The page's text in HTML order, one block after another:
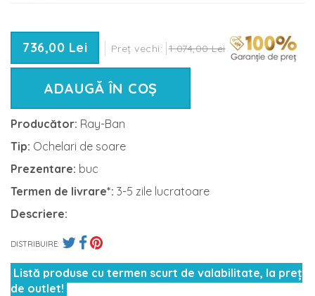
736,00 Lei Preț vechi: 1 074,00 Lei
ADAUGĂ ÎN COȘ
Producător: Ray-Ban
Tip: Ochelari de soare
Prezentare: buc
Termen de livrare*: 3-5 zile lucratoare
Descriere:
DISTRIBUIRE:
Listă produse cu termen scurt de valabilitate, la preț
de outlet!